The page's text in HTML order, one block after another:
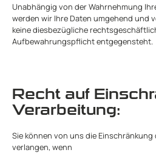
Unabhängig von der Wahrnehmung
werden wir Ihre Daten umgehend und
keine diesbezügliche
Aufbewahrungspflicht entgegensteht.
Recht auf
Verarbeitung:
Sie können von uns die
verlangen, wenn